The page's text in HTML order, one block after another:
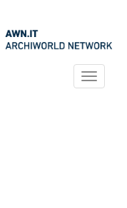
Toggle